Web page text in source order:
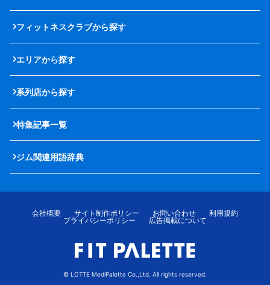
フィットネスクラブから探す
エリアから探す
系列店から探す
特集記事一覧
ジム関連用語辞典
会社概要 サイト制作ポリシー お問い合わせ
利用規約
プライバシーポリシー
広告掲載について
© LOTTE MediPalette Co.,Ltd. All rights reserved.